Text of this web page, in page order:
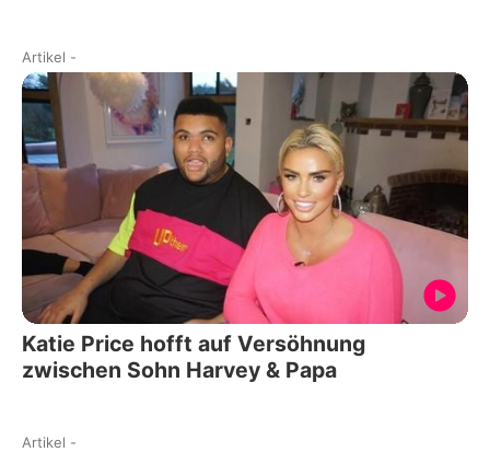
Artikel -
Katie Price hofft auf Versöhnung
zwischen Sohn Harvey & Papa
Artikel -